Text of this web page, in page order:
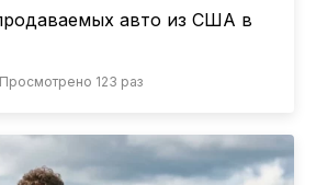
авто из США в
Просмотрено 123 раз